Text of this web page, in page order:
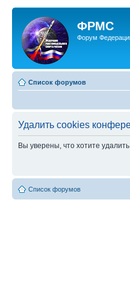
ФРМС
Форум
Список форумов
Удалить cookies
Вы уверены, что хотите
Список форумов